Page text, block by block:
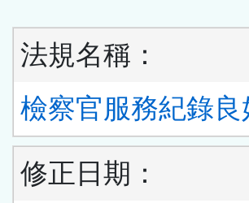
法規名稱：
檢察官服務紀錄
修正日期：